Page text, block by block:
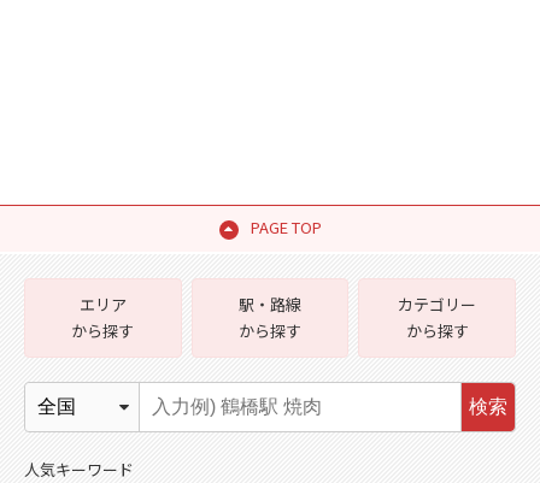
PAGE TOP
エリア
から探す
駅・路線
から探す
カテゴリー
から探す
検索
人気キーワード